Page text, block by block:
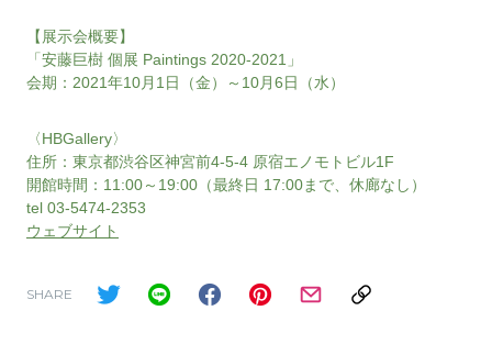
【展示会概要】
「安藤巨樹 個展 Paintings 2020-2021」
会期：2021年10月1日（金）～10月6日（水）
〈HBGallery〉
住所：東京都渋谷区神宮前4-5-4 原宿エノモトビル1F
開館時間：11:00～19:00（最終日 17:00まで、休廊なし）
tel 03-5474-2353
ウェブサイト
SHARE